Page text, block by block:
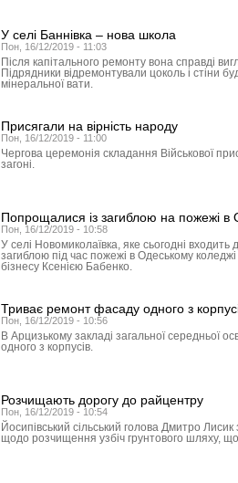
У селі Баннівка – нова школа
Пон, 16/12/2019 - 11:03
Після капітального ремонту вона справді
Підрядники відремонтували цоколь і стіни
мінеральної вати.
Присягали на вірність народу
Пон, 16/12/2019 - 11:00
Чергова церемонія складання Військової
загоні.
Попрощалися із загиблою на пожежі в
Пон, 16/12/2019 - 10:58
У селі Новомиколаївка, яке сьогодні
загиблою під час пожежі в Одеському
бізнесу Ксенією Бабенко.
Триває ремонт фасаду одного з
Пон, 16/12/2019 - 10:56
В Арцизькому закладі загальної середньої
одного з корпусів.
Розчищають дорогу до райцентру
Пон, 16/12/2019 - 10:54
Йосипівський сільський голова Дмитро
щодо розчищення узбіч грунтового шляху,